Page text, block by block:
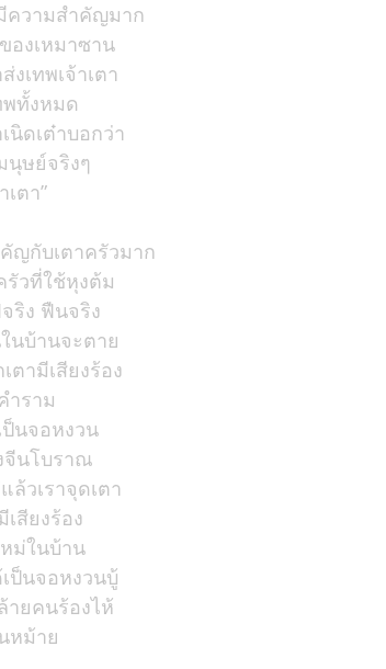
ความสำคัญมาก
องเหมาซาน
งเทพเจ้าเตา
พทั้งหมด
ดเต๋าบอกว่า
นุษย์จริงๆ
เตา”
ญกับเตาครัวมาก
รัวที่ใช้หุงต้ม
ริง ฟืนจริง
นบ้านจะตาย
ตามีเสียงร้อง
ำราม
นจอหงวน
จีนโบราณ
ล้วเราจุดเตา
สียงร้อง
ม่ในบ้าน
ป็นจอหงวนบู้
ายคนร้องไห้
หม้าย